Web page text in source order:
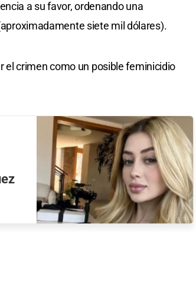
a su favor, ordenando una
siete mil dólares).
el crimen como un posible feminicidio